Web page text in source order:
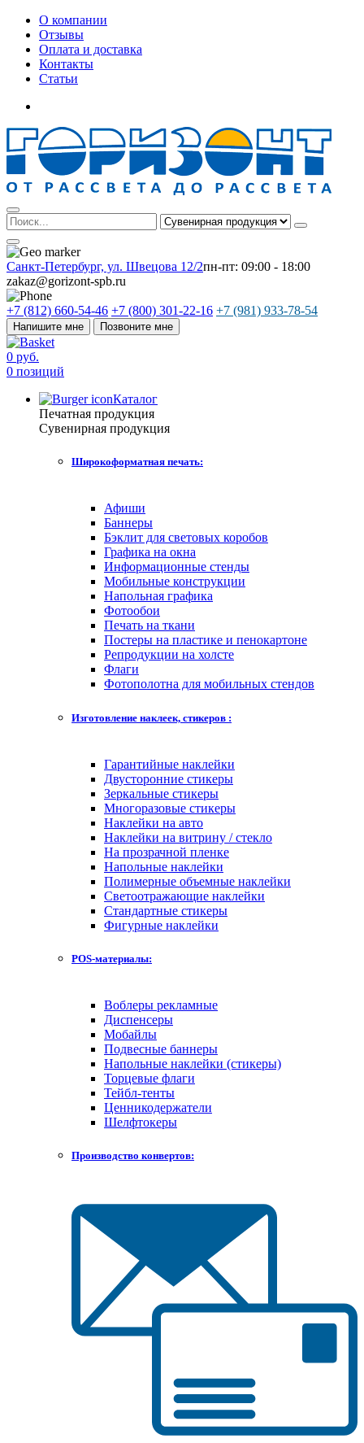
О компании
Отзывы
Оплата и доставка
Контакты
Статьи
Санкт-Петербург, ул. Швецова 12/2пн-пт: 09:00 - 18:00
zakaz@gorizont-spb.ru
+7 (812) 660-54-46 +7 (800) 301-22-16 +7 (981) 933-78-54
Напишите мне Позвоните мне
0 руб.
0 позиций
Каталог
Печатная продукция
Сувенирная продукция
Широкоформатная печать:
Афиши
Баннеры
Бэклит для световых коробов
Графика на окна
Информационные стенды
Мобильные конструкции
Напольная графика
Фотообои
Печать на ткани
Постеры на пластике и пенокартоне
Репродукции на холсте
Флаги
Фотополотна для мобильных стендов
Изготовление наклеек, стикеров :
Гарантийные наклейки
Двусторонние стикеры
Зеркальные стикеры
Многоразовые стикеры
Наклейки на авто
Наклейки на витрину / стекло
На прозрачной пленке
Напольные наклейки
Полимерные объемные наклейки
Светоотражающие наклейки
Стандартные стикеры
Фигурные наклейки
POS-материалы:
Воблеры рекламные
Диспенсеры
Мобайлы
Подвесные баннеры
Напольные наклейки (стикеры)
Торцевые флаги
Тейбл-тенты
Ценникодержатели
Шелфтокеры
Производство конвертов: